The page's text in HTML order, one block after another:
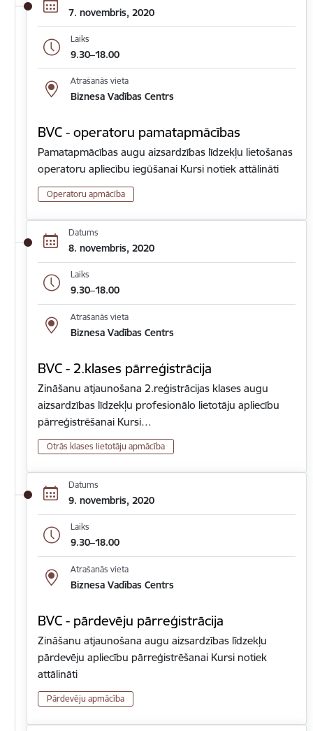
7. novembris, 2020
Laiks
9.30–18.00
Atrašanās vieta
Biznesa Vadības Centrs
BVC - operatoru pamatapmācības
Pamatapmācības augu aizsardzības līdzekļu lietošanas
operatoru apliecību iegūšanai Kursi notiek attālināti
Operatoru apmācība
Datums
8. novembris, 2020
Laiks
9.30–18.00
Atrašanās vieta
Biznesa Vadības Centrs
BVC - 2.klases pārreģistrācija
Zināšanu atjaunošana 2.reģistrācijas klases augu
aizsardzības līdzekļu profesionālo lietotāju apliecību
pārreģistrēšanai Kursi…
Otrās klases lietotāju apmācība
Datums
9. novembris, 2020
Laiks
9.30–18.00
Atrašanās vieta
Biznesa Vadības Centrs
BVC - pārdevēju pārreģistrācija
Zināšanu atjaunošana augu aizsardzības līdzekļu
pārdevēju apliecību pārreģistrēšanai Kursi notiek
attālināti
Pārdevēju apmācība